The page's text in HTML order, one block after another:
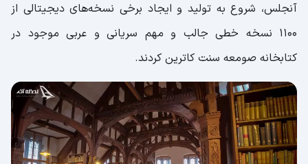
آنجلس، شروع به تولید و ایجاد برخی نسخه‌های دیجیتالی از
1100 نسخه خطی جالب و مهم سریانی و عربی موجود در
کتابخانه صومعه سنت کاترین کردند.